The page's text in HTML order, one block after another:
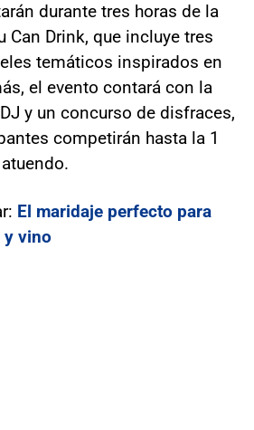
durante tres horas de la
Can Drink, que incluye tres
temáticos inspirados en
el evento contará con la
y un concurso de disfraces,
competirán hasta la 1
El maridaje perfecto para
y vino